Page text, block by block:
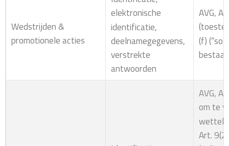
Wedstrijden &
promotionele acties
elektronische
identificatie,
deelnamegegevens,
verstrekte
antwoorden
AVG,
(f)
AVG,
om te
Art.